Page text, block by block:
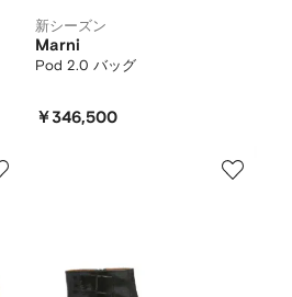
新シーズン
Marni
Pod 2.0 バッグ
￥346,500